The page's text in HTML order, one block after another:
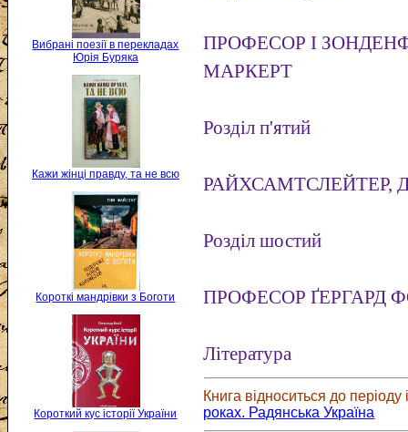
Вибрані поезії в перекладах
Юрія Буряка
Кажи жінці правду, та не всю
Короткі мандрівки з Боготи
Короткий кус історії України
ПРОФЕСОР І
МАРКЕРТ
Розділ п'ятий
РАЙХСАМТСЛЕЙТЕР,
Розділ шостий
ПРОФЕСОР ҐЕРГАРД
Література
Книга відноситься до періоду
роках. Радянська Україна